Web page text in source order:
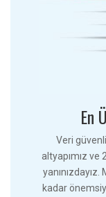
En
Veri
altyapımız
kadar